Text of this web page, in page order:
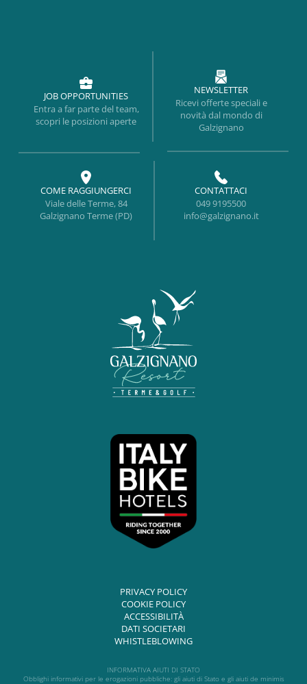
JOB OPPORTUNITIES
Entra a far parte del team,
scopri le posizioni aperte
NEWSLETTER
Ricevi offerte speciali e
novità dal mondo di
Galzignano
COME RAGGIUNGERCI
Viale delle Terme, 84
Galzignano Terme (PD)
CONTATTACI
049 9195500
info@galzignano.it
PRIVACY POLICY
COOKIE POLICY
ACCESSIBILITÀ
DATI SOCIETARI
WHISTLEBLOWING
INFORMATIVA AIUTI DI STATO
Obblighi informativi per le erogazioni pubbliche: gli aiuti di Stato e gli aiuti de minimis